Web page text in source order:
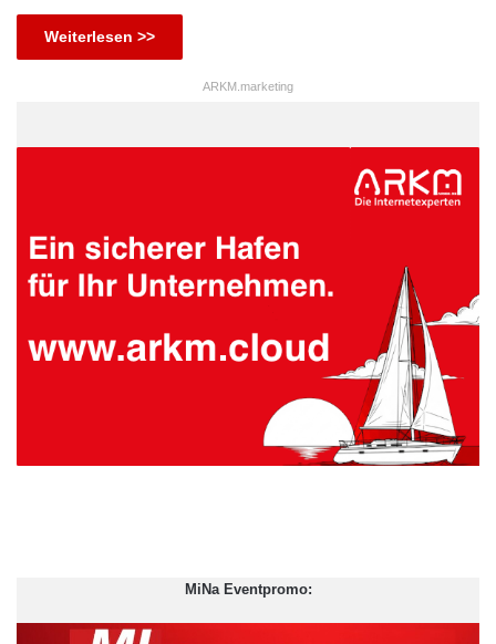
Weiterlesen >>
ARKM.marketing
MiNa Eventpromo: